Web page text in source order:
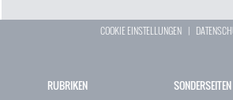
COOKIE EINSTELLUNGEN |
RUBRIKEN SONDERSEITEN